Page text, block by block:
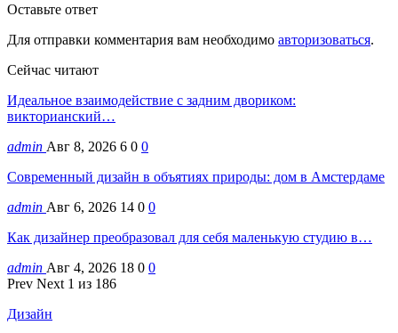
Оставьте ответ
Для отправки комментария вам необходимо авторизоваться.
Сейчас читают
Идеальное взаимодействие с задним двориком:
викторианский…
admin Авг 8, 2026 6 0 0
Современный дизайн в объятиях природы: дом в Амстердаме
admin Авг 6, 2026 14 0 0
Как дизайнер преобразовал для себя маленькую студию в…
admin Авг 4, 2026 18 0 0
Prev Next 1 из 186
Дизайн